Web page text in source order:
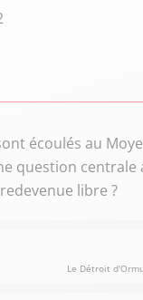
écoulés au
question
libre ?
Le Détroit